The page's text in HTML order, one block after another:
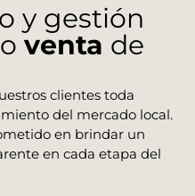
y gestión
o venta de
clientes toda
del mercado local.
en brindar un
en cada etapa del